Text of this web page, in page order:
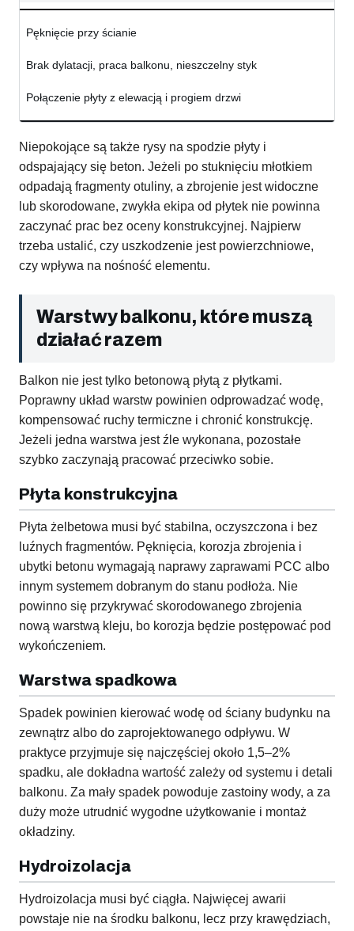
Pęknięcie przy ścianie
Brak dylatacji, praca balkonu, nieszczelny styk
Połączenie płyty z elewacją i progiem drzwi
Niepokojące są także rysy na spodzie płyty i
odspajający się beton. Jeżeli po stuknięciu młotkiem
odpadają fragmenty otuliny, a zbrojenie jest widoczne
lub skorodowane, zwykła ekipa od płytek nie powinna
zaczynać prac bez oceny konstrukcyjnej. Najpierw
trzeba ustalić, czy uszkodzenie jest powierzchniowe,
czy wpływa na nośność elementu.
Warstwy balkonu, które muszą
działać razem
Balkon nie jest tylko betonową płytą z płytkami.
Poprawny układ warstw powinien odprowadzać wodę,
kompensować ruchy termiczne i chronić konstrukcję.
Jeżeli jedna warstwa jest źle wykonana, pozostałe
szybko zaczynają pracować przeciwko sobie.
Płyta konstrukcyjna
Płyta żelbetowa musi być stabilna, oczyszczona i bez
luźnych fragmentów. Pęknięcia, korozja zbrojenia i
ubytki betonu wymagają naprawy zaprawami PCC albo
innym systemem dobranym do stanu podłoża. Nie
powinno się przykrywać skorodowanego zbrojenia
nową warstwą kleju, bo korozja będzie postępować pod
wykończeniem.
Warstwa spadkowa
Spadek powinien kierować wodę od ściany budynku na
zewnątrz albo do zaprojektowanego odpływu. W
praktyce przyjmuje się najczęściej około 1,5–2%
spadku, ale dokładna wartość zależy od systemu i detali
balkonu. Za mały spadek powoduje zastoiny wody, a za
duży może utrudnić wygodne użytkowanie i montaż
okładziny.
Hydroizolacja
Hydroizolacja musi być ciągła. Najwięcej awarii
powstaje nie na środku balkonu, lecz przy krawędziach,